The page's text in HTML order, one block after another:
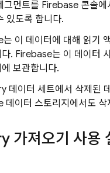
그먼트를 Firebase 콘솔에
있도록 합니다.
이 데이터에 대해 읽기
. Firebase는 이 데이터
보관합니다.
데이터 세트에서 삭제된
데이터 스토리지에서도 삭
가져오기 사용